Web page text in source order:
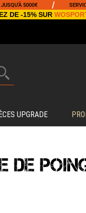
5000€ / SERVICE
DE -15% SUR
UPGRADE
DE